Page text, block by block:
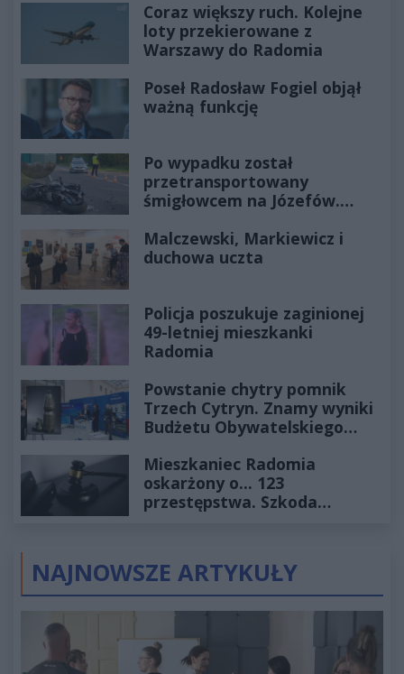
Coraz większy ruch. Kolejne
loty przekierowane z
Warszawy do Radomia
Poseł Radosław Fogiel objął
ważną funkcję
Po wypadku został
przetransportowany
śmigłowcem na Józefów.
Malczewski, Markiewicz i
duchowa uczta
Policja poszukuje zaginionej
49-letniej mieszkanki
Radomia
Powstanie chytry pomnik
Trzech Cytryn. Znamy wyniki
Budżetu Obywatelskiego
Mieszkaniec Radomia
oskarżony o... 123
przestępstwa. Szkoda
NAJNOWSZE ARTYKUŁY